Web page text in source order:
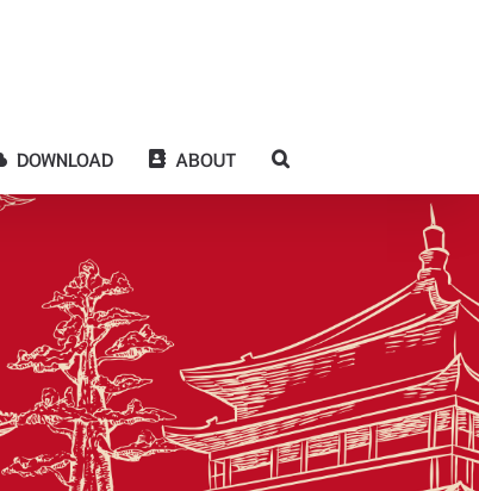
DOWNLOAD ABOUT